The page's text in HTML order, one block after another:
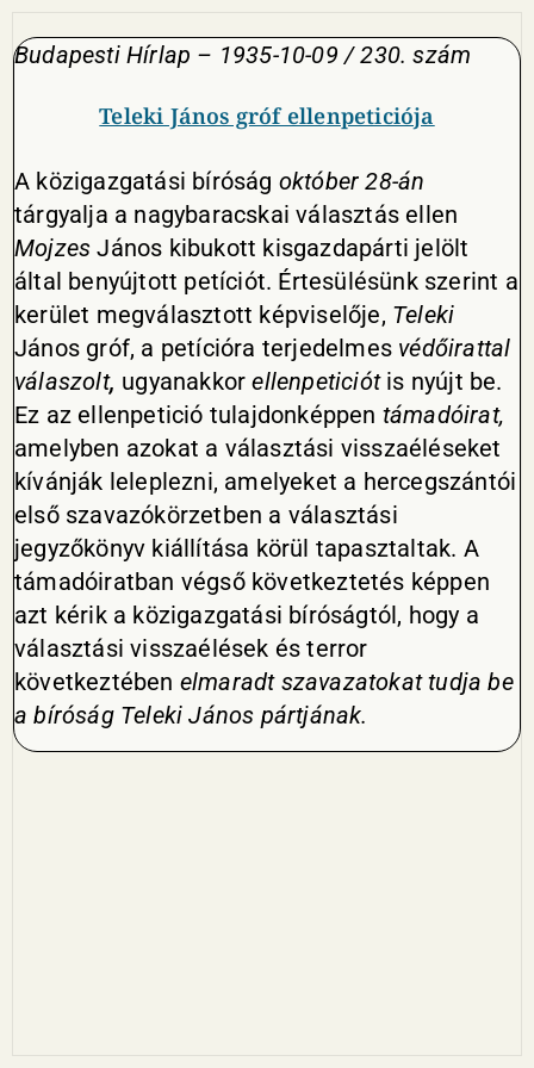
Budapesti Hírlap – 1935-10-09 / 230. szám
Teleki János gróf ellenpeticiója
A közigazgatási bíróság október 28-án
tárgyalja a nagybaracskai választás ellen
MojzesJános kibukott kisgazdapárti jelölt
által benyújtott petíciót. Értesülésünk szerint a
kerület megválasztott képviselője, Teleki
János gróf, a petícióra terjedelmes védőirattal
válaszolt, ugyanakkorellenpeticiótis nyújt be.
Ez az ellenpetició tulajdonképpen támadóirat,
amelyben azokat a választási visszaéléseket
kívánják leleplezni, amelyeket a hercegszántói
első szavazókörzetben a választási
jegyzőkönyv kiállítása körül tapasztaltak. A
támadóiratban végső következtetés képpen
azt kérik a közigazgatási bíróságtól, hogy a
választási visszaélések és terror
következtében elmaradt szavazatokat tudja be
a bíróság Teleki János pártjának.